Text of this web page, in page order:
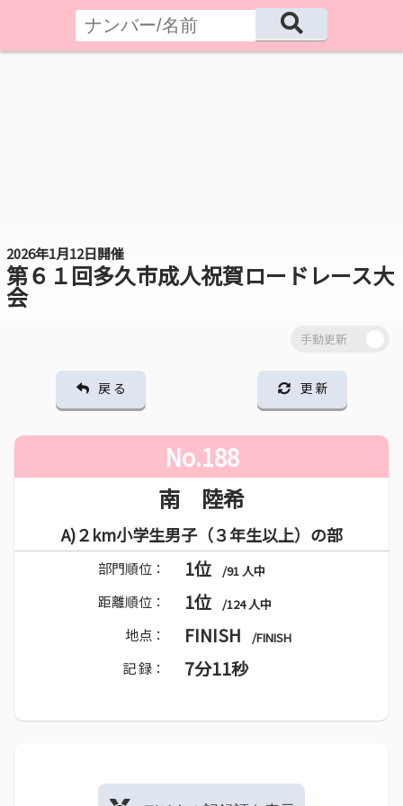
2026年1月12日開催
第６１回多久市成人祝賀ロードレース大
会
戻 る 更 新
No.188
南 陸希
A)２km小学生男子（３年生以上）の部
部門順位： 1位 /91 人中
距離順位： 1位 /124 人中
地点： FINISH /FINISH
記 録： 7分11秒